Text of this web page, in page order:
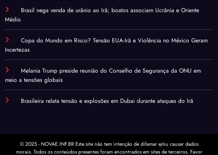
Brasil nega venda de urânio ao Irã; boatos associam Ucrânia e Oriente
Médio
Copa do Mundo em Risco? Tensão EUA-Irã e Violência no México Geram
Incertezas
Melania Trump preside reunião do Conselho de Segurança da ONU em
meio a tensões globais
Brasileira relata tensão e explosões em Dubai durante ataques do Irã
© 2025 - NOVAE.INF.BR Este site não tem intenção de difamar e/ou causar dados
morais. Todos os conteúdos presentes foram encontrados em sites de terceiros. Favor